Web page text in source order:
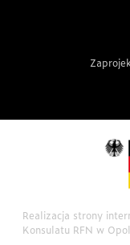
Realizacja strony
Konsulatu RFN w